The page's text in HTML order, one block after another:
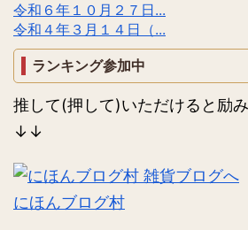
令和６年１０月２７日...
令和４年３月１４日（...
ランキング参加中
推して(押して)いただけると励
↓↓
にほんブログ村